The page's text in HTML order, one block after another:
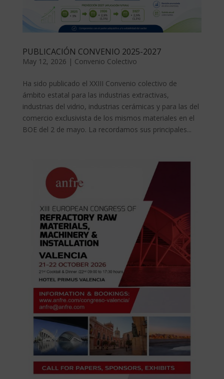
PUBLICACIÓN CONVENIO 2025-2027
May 12, 2026 | Convenio Colectivo
Ha sido publicado el XXIII Convenio colectivo de
ámbito estatal para las industrias extractivas,
industrias del vidrio, industrias cerámicas y para las del
comercio exclusivista de los mismos materiales en el
BOE del 2 de mayo. La recordamos sus principales...